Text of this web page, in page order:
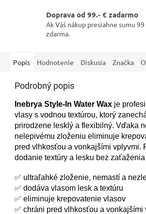
Doprava od 99.- € zadarmo
Ak Váš nákup presiahne sumu
zdarma.
Popis Hodnotenie Diskusia Značka
Podrobný popis
Inebrya Style-In Water Wax je
vlasy s vodnou textúrou, ktorý
prirodzene lesklý a flexibilný. Vďaka
nelepivému zloženiu eliminuje
pred vlhkosťou a vonkajšími vplyvmi.
dodanie textúry a lesku bez zaťaženia
✅ ultraľahké zloženie, nemastí a
✅ dodáva vlasom lesk a textúru
✅ eliminuje krepovatenie vlasov
✅ chráni pred vlhkosťou a vonkajšími